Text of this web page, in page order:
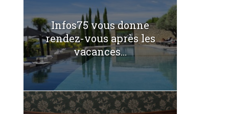
Infos75 vous donne
rendez-vous après les
vacances...